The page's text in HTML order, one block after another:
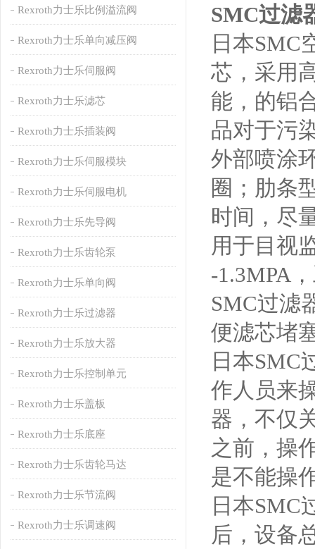
Rexroth力士乐比例溢流阀
Rexroth力士乐单向减压阀
Rexroth力士乐伺服阀
Rexroth力士乐滤芯
Rexroth力士乐插装阀
Rexroth力士乐伺服模块
Rexroth力士乐伺服电机
Rexroth力士乐先导阀
Rexroth力士乐齿轮泵
Rexroth力士乐单向阀
Rexroth力士乐过滤器
Rexroth力士乐放大器
Rexroth力士乐控制单元
Rexroth力士乐盖板
Rexroth力士乐底座
Rexroth力士乐齿轮马达
Rexroth力士乐节流阀
Rexroth力士乐调速阀
SMC过滤
日本SMC
芯，采用
能，的铝
品对于污
外部喷涂
圈；肋条
时间，尽
用于目视
-1.3MPA
SMC过滤
便滤芯堵
日本SMC
作人员来
器，不仅
之前，操
是不能操
日本SMC
后，设备